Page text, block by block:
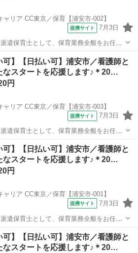
ャリア CC東京／保育【浦安市-002】
提携サイト 7月3日
ピアノ演奏や歌・季節行事の補助 連絡
可】【日払い可】浦安市／看護師と
なスタートを応援します♪＊20…
円
ャリア CC東京／保育【浦安市-003】
提携サイト 7月3日
ピアノ演奏や歌・季節行事の補助 連絡
可】【日払い可】浦安市／看護師と
なスタートを応援します♪＊20…
円
ャリア CC東京／保育【浦安市-001】
提携サイト 7月3日
ピアノ演奏や歌・季節行事の補助 連絡
可】【日払い可】浦安市／看護師と
なスタートを応援します♪＊20…